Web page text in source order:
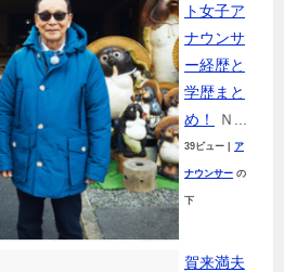
ト女子ア
ナウンサ
ー経歴と
学歴まと
め！
Ｎ...
39ビュー ア
ナウンサー の
下
賀来満夫